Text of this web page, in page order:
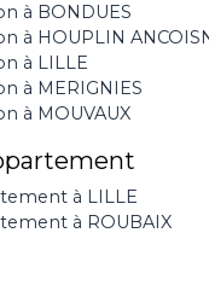
à BONDUES
à HOUPLIN
à LILLE
à MERIGNIES
à MOUVAUX
à LILLE
à ROUBAIX